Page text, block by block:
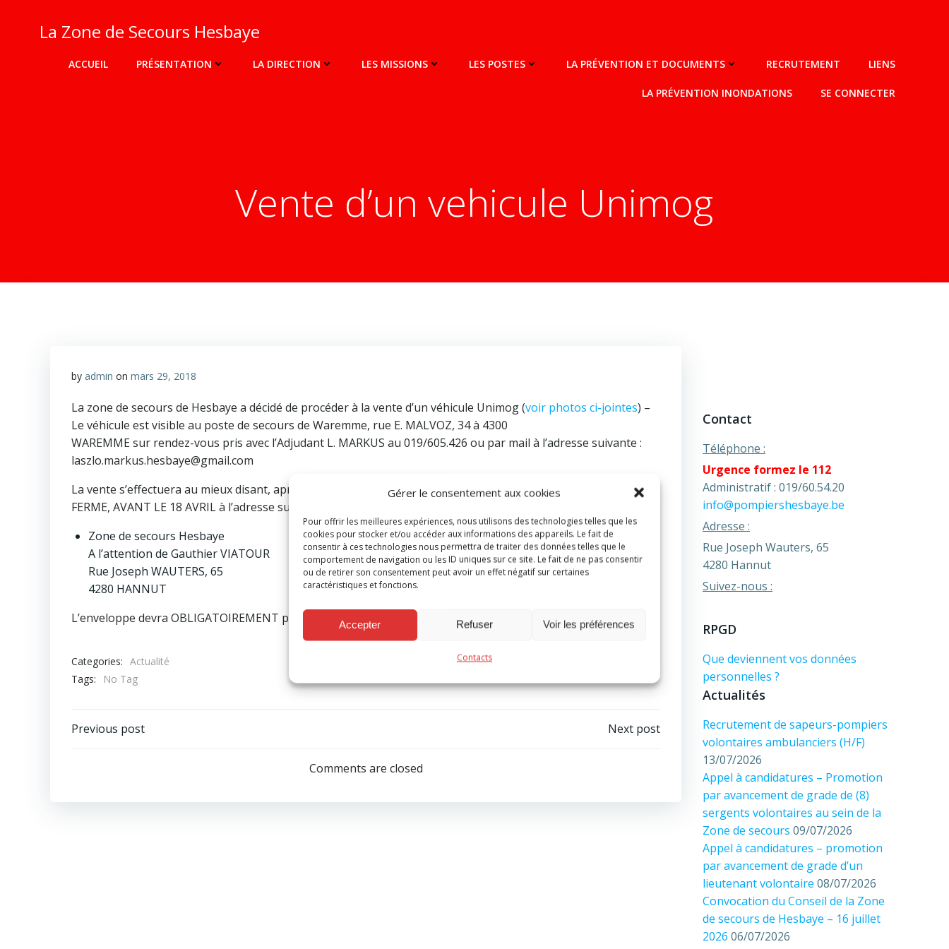
Gérer le consentement aux cookies
Pour offrir les meilleures expériences, nous utilisons des technologies telles que les
cookies pour stocker et/ou accéder aux informations des appareils. Le fait de
consentir à ces technologies nous permettra de traiter des données telles que le
comportement de navigation ou les ID uniques sur ce site. Le fait de ne pas consentir
ou de retirer son consentement peut avoir un effet négatif sur certaines
caractéristiques et fonctions.
Accepter Refuser Voir les préférences
Contacts
contenuLa Zone de Secours Hesbaye
ACCUEIL PRÉSENTATION LA DIRECTION LES MISSIONS LES POSTES LA PRÉVENTION ET DOCUMENTS RECRUTEMENT LIENS
LA PRÉVENTION INONDATIONS SE CONNECTER
Vente d’un vehicule Unimog
by admin on mars 29, 2018
La zone de secours de Hesbaye a décidé de procéder à la vente d’un véhicule Unimog (voir photos ci-jointes) –
Le véhicule est visible au poste de secours de Waremme, rue E. MALVOZ, 34 à 4300
WAREMME sur rendez-vous pris avec l’Adjudant L. MARKUS au 019/605.426 ou par mail à l’adresse suivante :
laszlo.markus.hesbaye@gmail.com
La vente s’effectuera au mieux disant, après ouverture des offres qui devront être transmises, SOUS PLI
FERME, AVANT LE 18 AVRIL à l’adresse suivante :
Zone de secours Hesbaye
A l’attention de Gauthier VIATOUR
Rue Joseph WAUTERS, 65
4280 HANNUT
L’enveloppe devra OBLIGATOIREMENT porter la mention suivante : « Offre pour véhicule Unimog »
Categories: Actualité
Tags:
No Tag
Post
Previous post
navigation
Next post
Comments are closed
Contact
Téléphone :
Urgence formez le 112
Administratif : 019/60.54.20
info@pompiershesbaye.be
Adresse :
Rue Joseph Wauters, 65
4280 Hannut
Suivez-nous :
RPGD
Que deviennent vos données
personnelles ?
Actualités
Recrutement de sapeurs-pompiers
volontaires ambulanciers (H/F)
13/07/2026
Appel à candidatures – Promotion
par avancement de grade de (8)
sergents volontaires au sein de la
Zone de secours 09/07/2026
Appel à candidatures – promotion
par avancement de grade d’un
lieutenant volontaire 08/07/2026
Convocation du Conseil de la Zone
de secours de Hesbaye – 16 juillet
2026 06/07/2026